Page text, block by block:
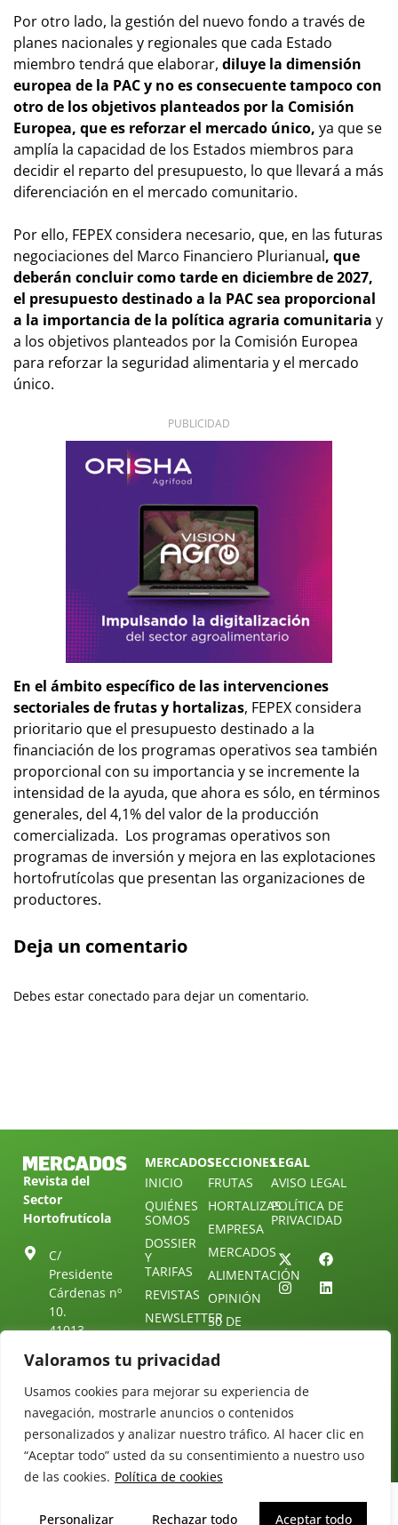
Valoramos tu privacidad
Usamos cookies para mejorar su experiencia de
navegación, mostrarle anuncios o contenidos
personalizados y analizar nuestro tráfico. Al hacer clic en
“Aceptar todo” usted da su consentimiento a nuestro uso
de las cookies. Política de cookies
Personalizar Rechazar todo Aceptar todo
Por otro lado, la gestión del nuevo fondo a través de
planes nacionales y regionales que cada Estado
miembro tendrá que elaborar, diluye la dimensión
europea de la PAC y no es consecuente tampoco con
otro de los objetivos planteados por la Comisión
Europea, que es reforzar el mercado único, ya que se
amplía la capacidad de los Estados miembros para
decidir el reparto del presupuesto, lo que llevará a más
diferenciación en el mercado comunitario.
Por ello, FEPEX considera necesario, que, en las futuras
negociaciones del Marco Financiero Plurianual, que
deberán concluir como tarde en diciembre de 2027,
el presupuesto destinado a la PAC sea proporcional
a la importancia de la política agraria comunitaria y
a los objetivos planteados por la Comisión Europea
para reforzar la seguridad alimentaria y el mercado
único.
PUBLICIDAD
En el ámbito específico de las intervenciones
sectoriales de frutas y hortalizas, FEPEX considera
prioritario que el presupuesto destinado a la
financiación de los programas operativos sea también
proporcional con su importancia y se incremente la
intensidad de la ayuda, que ahora es sólo, en términos
generales, del 4,1% del valor de la producción
comercializada. Los programas operativos son
programas de inversión y mejora en las explotaciones
hortofrutícolas que presentan las organizaciones de
productores.
Deja un comentario
Debes estar conectado para dejar un comentario.
Revista del
Sector
Hortofrutícola
C/
Presidente
Cárdenas nº
10.
41013
ESPAÑA
Tel: (+34) 954
25 88 51
redaccion@revistamercados.com
MERCADOS
INICIO
QUIÉNES
SOMOS
DOSSIER
Y
TARIFAS
REVISTAS
NEWSLETTER
ÚNETE A
TELEGRAM
CONTACTO
SECCIONES
FRUTAS
HORTALIZAS
EMPRESA
MERCADOS
ALIMENTACIÓN
OPINIÓN
30 DE
30
DIRECTORIO
LEGAL
AVISO LEGAL
POLÍTICA DE
PRIVACIDAD